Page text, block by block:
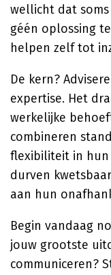
wellicht dat
géén oplossing
helpen zelf tot
De kern?
expertise. Het
werkelijke
combineren
flexibiliteit in hun
durven
aan hun
Begin vandaag
jouw grootste
communiceren?